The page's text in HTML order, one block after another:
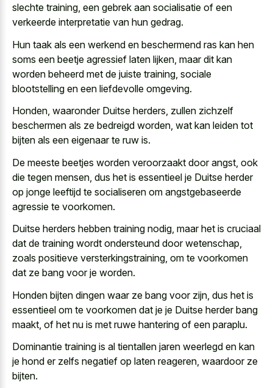
slechte training, een gebrek aan socialisatie of een
verkeerde interpretatie van hun gedrag.
Hun taak als een werkend en beschermend ras kan hen
soms een beetje agressief laten lijken, maar dit kan
worden beheerd met de juiste training, sociale
blootstelling en een liefdevolle omgeving.
Honden, waaronder Duitse herders, zullen zichzelf
beschermen als ze bedreigd worden, wat kan leiden tot
bijten als een eigenaar te ruw is.
De meeste beetjes worden veroorzaakt door angst, ook
die tegen mensen, dus het is essentieel je Duitse herder
op jonge leeftijd te socialiseren om angstgebaseerde
agressie te voorkomen.
Duitse herders hebben training nodig, maar het is cruciaal
dat de training wordt ondersteund door wetenschap,
zoals positieve versterkingstraining, om te voorkomen
dat ze bang voor je worden.
Honden bijten dingen waar ze bang voor zijn, dus het is
essentieel om te voorkomen dat je je Duitse herder bang
maakt, of het nu is met ruwe hantering of een paraplu.
Dominantie training is al tientallen jaren weerlegd en kan
je hond er zelfs negatief op laten reageren, waardoor ze
bijten.